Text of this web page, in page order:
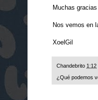
Muchas
Nos vemos en
XoelGil
Chandebrito 1:12
¿Qué podemos